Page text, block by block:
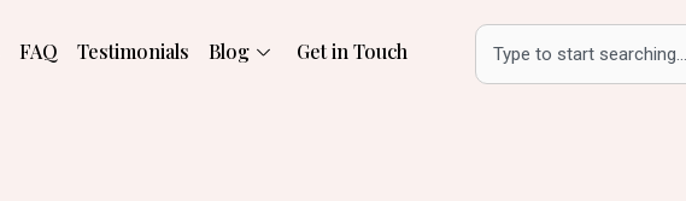
FAQ Testimonials Blog
Get in Touch
Search